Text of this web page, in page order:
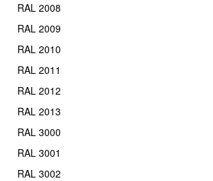
RAL 2008
RAL 2009
RAL 2010
RAL 2011
RAL 2012
RAL 2013
RAL 3000
RAL 3001
RAL 3002